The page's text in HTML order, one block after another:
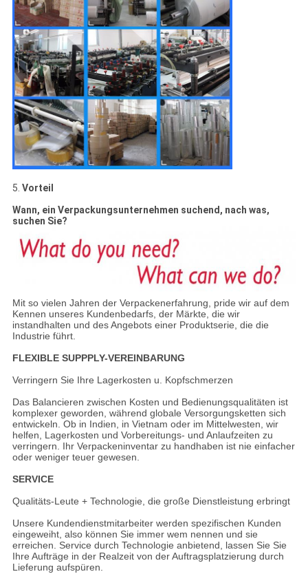
5. Vorteil
Wann, ein Verpackungsunternehmen suchend, nach was,
suchen Sie?
Mit so vielen Jahren der Verpackenerfahrung, pride wir auf dem
Kennen unseres Kundenbedarfs, der Märkte, die wir
instandhalten und des Angebots einer Produktserie, die die
Industrie führt.
FLEXIBLE SUPPPLY-VEREINBARUNG
Verringern Sie Ihre Lagerkosten u. Kopfschmerzen
Das Balancieren zwischen Kosten und Bedienungsqualitäten ist
komplexer geworden, während globale Versorgungsketten sich
entwickeln. Ob in Indien, in Vietnam oder im Mittelwesten, wir
helfen, Lagerkosten und Vorbereitungs- und Anlaufzeiten zu
verringern. Ihr Verpackeninventar zu handhaben ist nie einfacher
oder weniger teuer gewesen.
SERVICE
Qualitäts-Leute + Technologie, die große Dienstleistung erbringt
Unsere Kundendienstmitarbeiter werden spezifischen Kunden
eingeweiht, also können Sie immer wem nennen und sie
erreichen. Service durch Technologie anbietend, lassen Sie Sie
Ihre Aufträge in der Realzeit von der Auftragsplatzierung durch
Lieferung aufspüren.